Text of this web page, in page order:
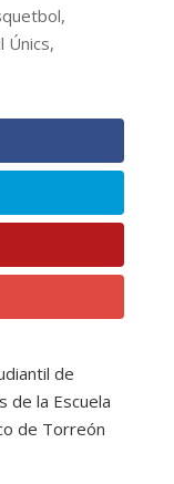
,
Únics,
de
de la Escuela
de Torreón